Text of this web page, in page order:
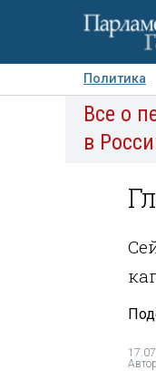
Политика
Авторы
Все о
в